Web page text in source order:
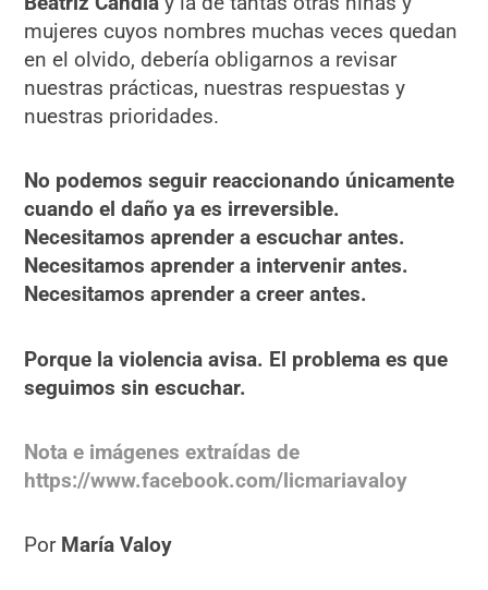
mujeres cuyos nombres muchas veces quedan
en el olvido, debería obligarnos a revisar
nuestras prácticas, nuestras respuestas y
nuestras prioridades.
No podemos seguir reaccionando únicamente
cuando el daño ya es irreversible.
Necesitamos aprender a escuchar antes.
Necesitamos aprender a intervenir antes.
Necesitamos aprender a creer antes.
Porque la violencia avisa. El problema es que
seguimos sin escuchar.
Nota e imágenes extraídas de
https://www.facebook.com/licmariavaloy
Por María Valoy